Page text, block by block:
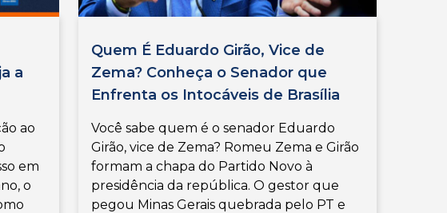
a
ao
em
o
Quem É Eduardo Girão, Vice de
Zema? Conheça o Senador que
Enfrenta os Intocáveis de Brasília
Você sabe quem é o senador Eduardo
Girão, vice de Zema? Romeu Zema e Girão
formam a chapa do Partido Novo à
presidência da república. O gestor que
pegou Minas Gerais quebrada pelo PT e